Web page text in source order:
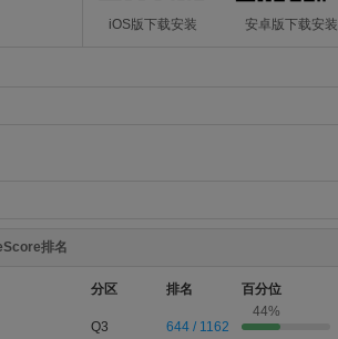
iOS版下载安装 安卓版下载安装
排名
分区 排名 百分位
Q3 644 / 1162
44%